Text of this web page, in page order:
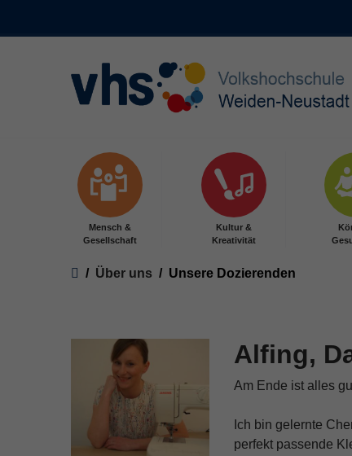
Mensch &
Gesellschaft
Kultur &
Kreativität
You are here:
Über uns Unsere Dozierenden
Alfing,
Am Ende ist alles
Ich bin gelernte
perfekt passende